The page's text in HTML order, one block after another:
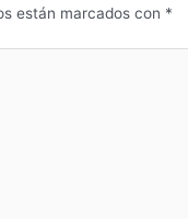
están marcados con *